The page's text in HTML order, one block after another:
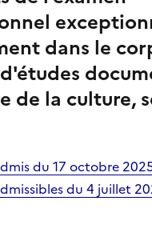
dans le
de la culture,
du 17 octobre
du 4 juillet